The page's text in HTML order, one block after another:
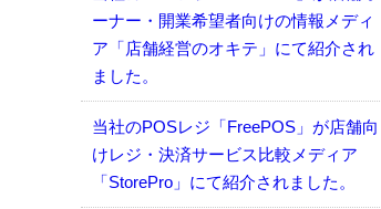
ーナー・開業希望者向けの情報メディ
ア「店舗経営のオキテ」にて紹介され
ました。
当社のPOSレジ「FreePOS」が店舗向
けレジ・決済サービス比較メディア
「StorePro」にて紹介されました。